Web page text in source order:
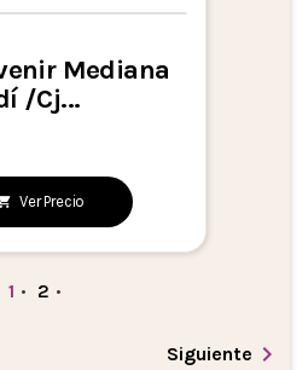
Mediana
/Cj...
Ver Precio
1 • 2 •
Siguiente 